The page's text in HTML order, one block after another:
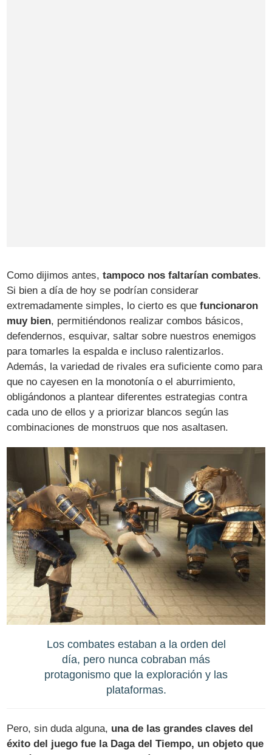
Como dijimos antes,tampoco nos faltarían combates.
Si bien a día de hoy se podrían considerar
extremadamente simples, lo cierto es quefuncionaron
muy bien, permitiéndonos realizar combos básicos,
defendernos, esquivar, saltar sobre nuestros enemigos
para tomarles la espalda e incluso ralentizarlos.
Además, la variedad de rivales era suficiente como para
que no cayesen en la monotonía o el aburrimiento,
obligándonos a plantear diferentes estrategias contra
cada uno de ellos y a priorizar blancos según las
combinaciones de monstruos que nos asaltasen.
Los combates estaban a la orden del
día, pero nunca cobraban más
protagonismo que la exploración y las
plataformas.
Pero, sin duda alguna, una de las grandes claves del
éxito del juego fue la Daga del Tiempo, un objeto que